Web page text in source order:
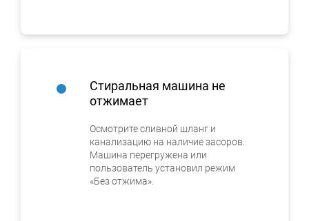
Стиральная машина не
отжимает
Осмотрите сливной шланг и
канализацию на наличие засоров.
Машина перегружена или
пользователь установил режим
«Без отжима».